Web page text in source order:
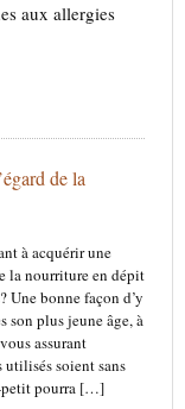
aux allergies
de la
à acquérir une
la nourriture en dépit
Une bonne façon d’y
son plus jeune âge, à
assurant
soient sans
petit pourra […]